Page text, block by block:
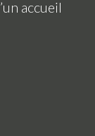
accueil